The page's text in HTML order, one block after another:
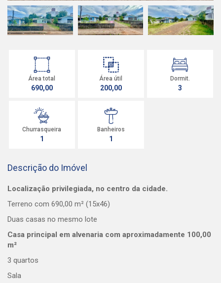
Área total
690,00
Área útil
200,00
Dormit.
3
Churrasqueira
1
Banheiros
1
Descrição do Imóvel
Localização privilegiada, no centro da cidade.
Terreno com 690,00 m² (15x46)
Duas casas no mesmo lote
Casa principal em alvenaria com aproximadamente 100,00
m²
3 quartos
Sala